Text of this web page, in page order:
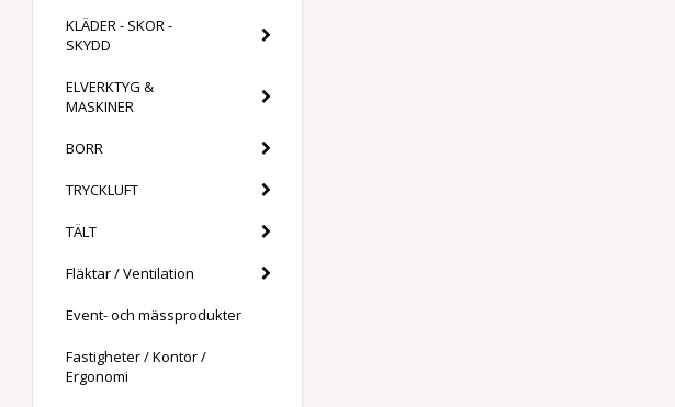
KLÄDER - SKOR -
SKYDD
ELVERKTYG &
MASKINER
BORR
TRYCKLUFT
TÄLT
Fläktar / Ventilation
Event- och mässprodukter
Fastigheter / Kontor /
Ergonomi